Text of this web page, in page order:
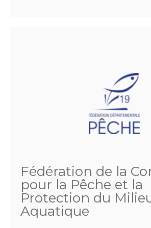
Fédération de la
pour la Pêche et la
Protection du
Aquatique